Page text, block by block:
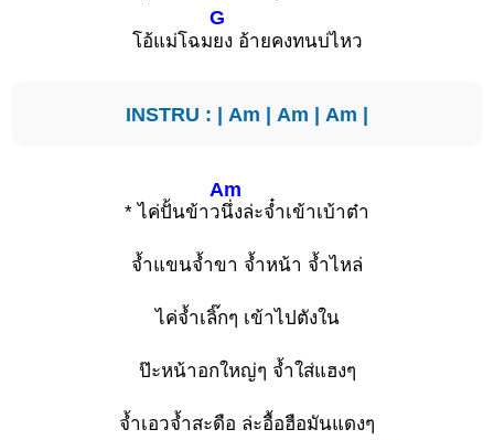
โอ้แม่โฉม
G
ยง อ้ายคงทนบ่ไหว
INSTRU : | Am | Am | Am |
* ไค่ปั้นข้าว
Am
นึ่งล่ะจ๋ำเข้าเบ้าต๋า
จ้ำแขนจ้ำขา จ้ำหน้า จ้ำไหล่
ไค่จ้ำเลิ๊กๆ เข้าไปตังใน
ป๊ะหน้าอกใหญ่ๆ จ้ำใส่แฮงๆ
จ้ำเอวจ้ำสะดือ ล่ะอื้อฮือมันแดงๆ